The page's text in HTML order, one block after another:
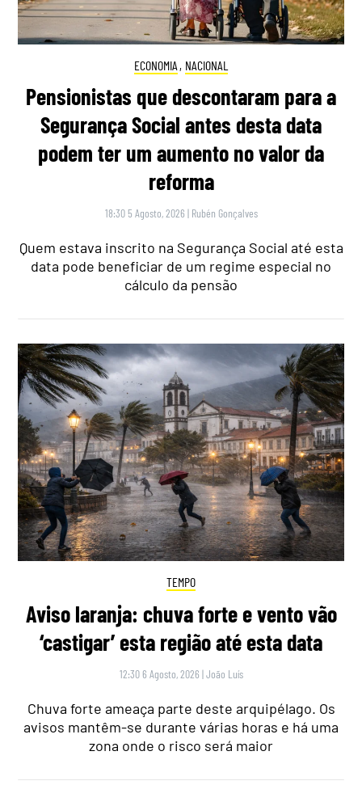
ECONOMIA , NACIONAL
Pensionistas que descontaram para a
Segurança Social antes desta data
podem ter um aumento no valor da
reforma
18:30 5 Agosto, 2026 | Rubén Gonçalves
Quem estava inscrito na Segurança Social até esta
data pode beneficiar de um regime especial no
cálculo da pensão
TEMPO
Aviso laranja: chuva forte e vento vão
‘castigar’ esta região até esta data
12:30 6 Agosto, 2026 |João Luís
Chuva forte ameaça parte deste arquipélago. Os
avisos mantêm-se durante várias horas e há uma
zona onde o risco será maior